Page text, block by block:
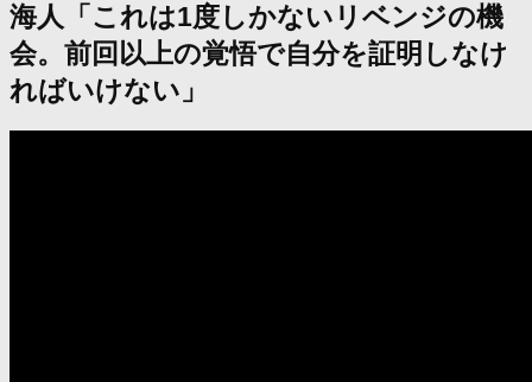
海人「これは1度しかないリベンジの機
会。前回以上の覚悟で自分を証明しなけ
ればいけない」